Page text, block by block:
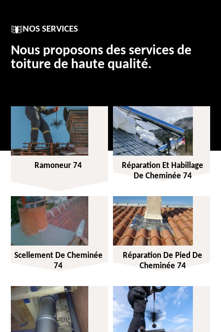
NOS SERVICES
Nous proposons des services de
toiture de haute qualité.
Ramoneur 74
Réparation Et Habillage
De Cheminée 74
Scellement De Cheminée
74
Réparation De Pied De
Cheminée 74